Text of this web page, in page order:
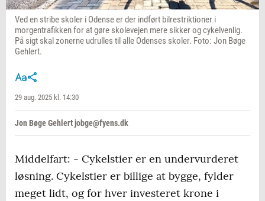
Ved en stribe skoler i Odense er der indført bilrestriktioner i
morgentrafikken for at gøre skolevejen mere sikker og cykelvenlig.
På sigt skal zonerne udrulles til alle Odenses skoler. Foto: Jon Bøge
Gehlert.
29 aug. 2025 kl. 14:30
Jon Bøge Gehlert jobge@fyens.dk
Middelfart: - Cykelstier er en undervurderet
løsning. Cykelstier er billige at bygge, fylder
meget lidt, og for hver investeret krone i